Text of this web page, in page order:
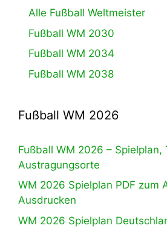
Alle Fußball Weltmeister
Fußball WM 2030
Fußball WM 2034
Fußball WM 2038
Fußball WM 2026
Fußball WM 2026 – Spielplan,
Austragungsorte
WM 2026 Spielplan PDF zum
Ausdrucken
WM 2026 Spielplan